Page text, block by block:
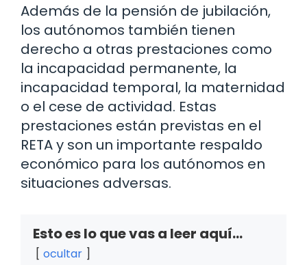
Además de la pensión de jubilación,
los autónomos también tienen
derecho a otras prestaciones como
la incapacidad permanente, la
incapacidad temporal, la maternidad
o el cese de actividad. Estas
prestaciones están previstas en el
RETA y son un importante respaldo
económico para los autónomos en
situaciones adversas.
Esto es lo que vas a leer aquí...
ocultar